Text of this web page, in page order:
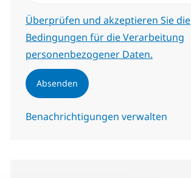
Erforderlich
Überprüfen und akzeptieren Sie die
Bedingungen für die Verarbeitung
personenbezogener Daten.
Absenden
Benachrichtigungen verwalten